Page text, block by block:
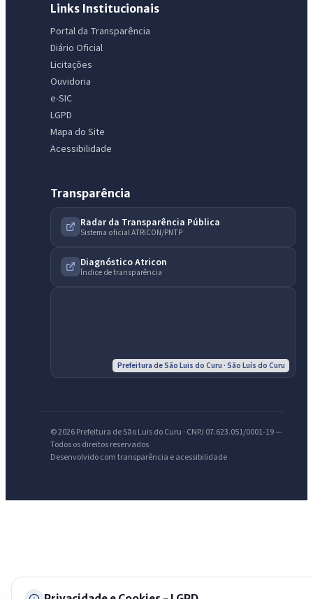
Links Institucionais
Portal da Transparência
Diário Oficial
Licitações
Ouvidoria
e-SIC
LGPD
Mapa do Site
Acessibilidade
Transparência
Radar da Transparência Pública
Sistema oficial ATRICON/PNTP
Diagnóstico Atricon
Índice de transparência
Prefeitura de São Luis do Curu · São Luís do Curu
© 2026 Prefeitura de São Luis do Curu · CNPJ 07.623.051/0001-19 —
Todos os direitos reservados
Desenvolvido com transparência e acessibilidade
IntGest AI
Olá. Pergunte sobre serviços, notícias, legislação, Diário Oficial,
licitações, estrutura ou transparência do município.